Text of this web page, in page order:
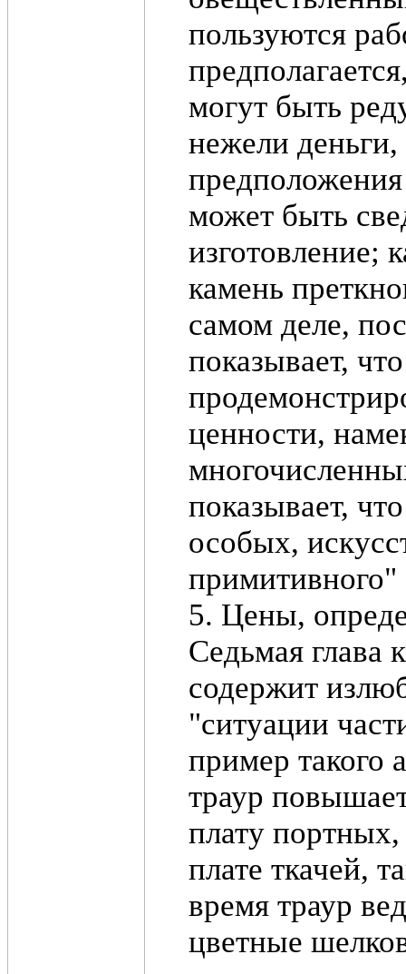
пользуются
могут быть
нежели
может быть
изготовление;
камень
самом деле,
показывает,
ценности,
показывает,
особых,
примитивного"
5. Цены,
Седьмая глава
содержит
"ситуации
пример такого
траур
плату портных,
плате ткачей,
время траур
цветные